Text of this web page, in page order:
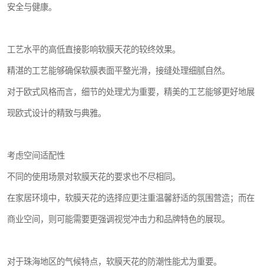
安全与健康。
工艺水平的高低直接影响软膜天花的较终效果。
精湛的工艺能够确保软膜表面平整光滑，接缝处理细腻自然。
对于欧式风格而言，细节的处理尤为重要，精美的工艺能够更好地展
现欧式设计的精致与典雅。
考虑空间适配性
不同的使用场景对软膜天花的要求也不尽相同。
在家居环境中，软膜天花的选择应更注重温馨舒适的氛围营造；而在
商业空间，则可能需要更强调视觉冲击力和品牌特色的展现。
对于珠海地区的气候特点，软膜天花的防潮性能尤为重要。